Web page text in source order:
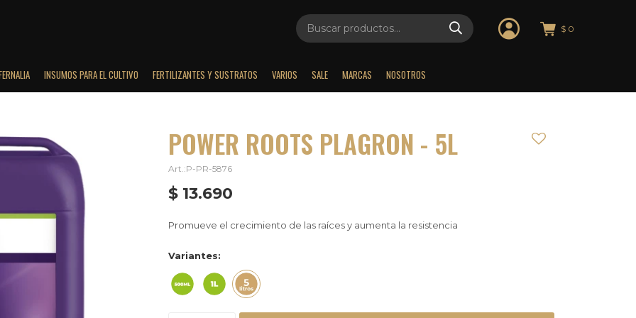
INSUMOS PARA EL CULTIVO FERTILIZANTES Y SUSTRATOS VARIOS SALE MARCAS NOSOTROS
$ 0
POWER ROOTS PLAGRON - 5L
P-PR-5876
$ 13.690
Promueve el crecimiento de las raíces y aumenta la resistencia
Variantes: